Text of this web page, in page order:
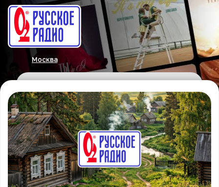
Москва